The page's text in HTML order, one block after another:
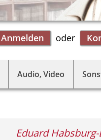
Anmelden
Audio, Video
Eduard